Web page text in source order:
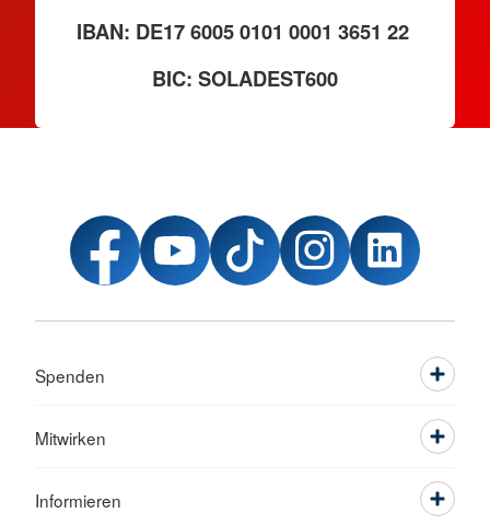
IBAN: DE17 6005 0101 0001 3651 22
BIC: SOLADEST600
Spenden
Mitwirken
Informieren